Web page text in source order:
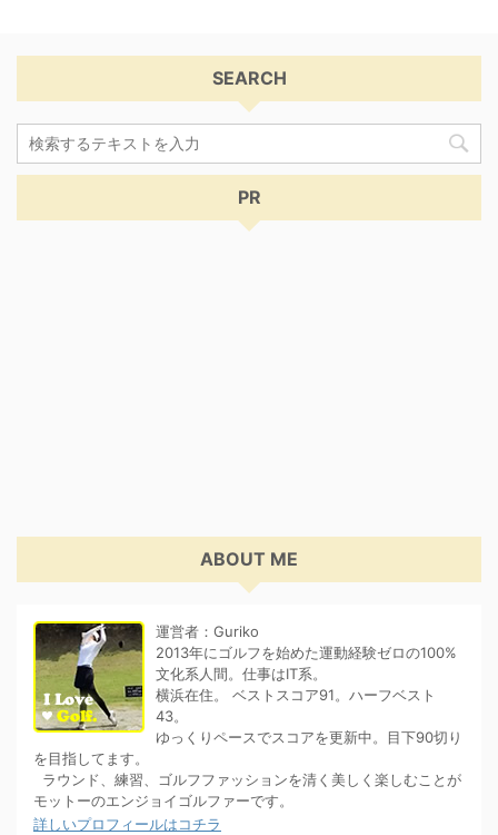
SEARCH
PR
ABOUT ME
運営者：Guriko
2013年にゴルフを始めた運動経験ゼロの100%
文化系人間。仕事はIT系。
横浜在住。 ベストスコア91。ハーフベスト
43。
ゆっくりペースでスコアを更新中。目下90切り
を目指してます。
ラウンド、練習、ゴルフファッションを清く美しく楽しむことが
モットーのエンジョイゴルファーです。
詳しいプロフィールはコチラ